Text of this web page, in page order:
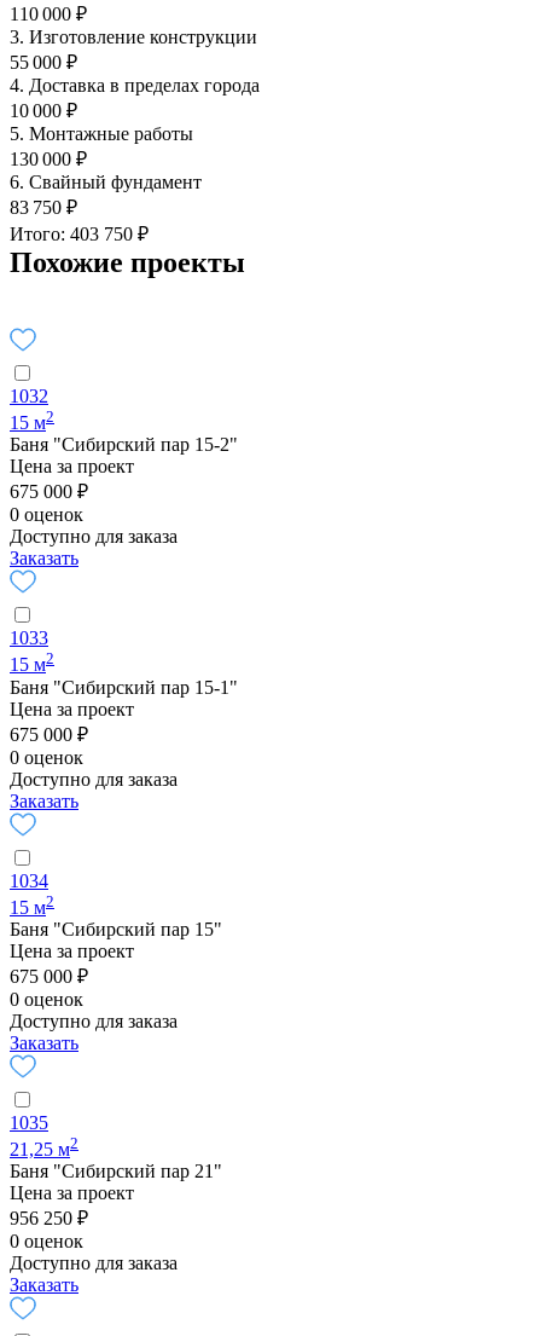
110 000 ₽
3. Изготовление конструкции
55 000 ₽
4. Доставка в пределах города
10 000 ₽
5. Монтажные работы
130 000 ₽
6. Свайный фундамент
83 750 ₽
Итого: 403 750 ₽
Похожие проекты
1032
15 м2
Баня "Сибирский пар 15-2"
Цена за проект
675 000 ₽
0 оценок
Доступно для заказа
Заказать
1033
15 м2
Баня "Сибирский пар 15-1"
Цена за проект
675 000 ₽
0 оценок
Доступно для заказа
Заказать
1034
15 м2
Баня "Сибирский пар 15"
Цена за проект
675 000 ₽
0 оценок
Доступно для заказа
Заказать
1035
21,25 м2
Баня "Сибирский пар 21"
Цена за проект
956 250 ₽
0 оценок
Доступно для заказа
Заказать